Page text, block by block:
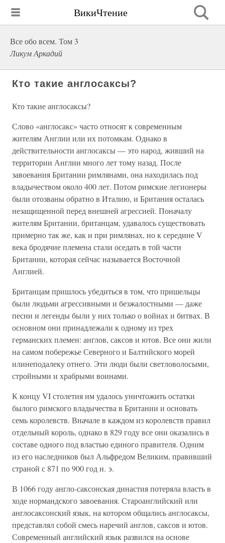
ВикиЧтение
Все обо всем. Том 3
Ликум Аркадий
Кто такие англосаксы?
Кто такие англосаксы?
Слово «англосакс» часто относят к современным
жителям Англии или их потомкам. Однако в
действительности англосаксы — это народ, живший на
территории Англии много лет тому назад. После
завоевания Британии римлянами, она находилась под
владычеством около 400 лет. Потом римские легионеры
были отозваны обратно в Италию, и Британия осталась
незащищенной перед внешней агрессией. Поначалу
жителям Британии, британцам, удавалось существовать
примерно так же, как и при римлянах, но к середине V
века бродячие племена стали оседать в той части
Британии, которая сейчас называется Восточной
Англией.
Британцам пришлось убедиться в том, что пришельцы
были людьми агрессивными и безжалостными — даже
песни и легенды были у них только о войнах и битвах. В
основном они принадлежали к одному из трех
германских племен: англов, саксов и ютов. Все они жили
на самом побережье Северного и Балтийского морей
илинеподалеку отнего. Эти люди были светловолосыми,
стройными и храбрыми воинами.
К концу VI столетия им удалось уничтожить остатки
былого римского владычества в Британии и основать
семь королевств. Вначале в каждом из королевств правил
отдельный король, однако в 829 году все они оказались в
составе одного под властью единого правителя. Одним
из его наследников был Альфредом Великим, правивший
страной с 871 по 900 год н. э.
В 1066 году англо-саксонская династия потеряла власть в
ходе нормандского завоевания. Староанглийский или
англосаксонский язык, на котором общались англосаксы,
представлял собой смесь наречий англов, саксов и ютов.
Современный английский язык развился на основе